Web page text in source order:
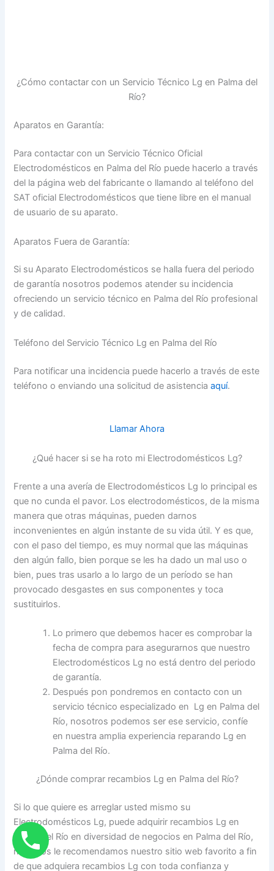
¿Cómo contactar con un Servicio Técnico Lg en Palma del
Río?
Aparatos en Garantía:
Para contactar con un Servicio Técnico Oficial
Electrodomésticos en Palma del Río puede hacerlo a través
del la página web del fabricante o llamando al teléfono del
SAT oficial Electrodomésticos que tiene libre en el manual
de usuario de su aparato.
Aparatos Fuera de Garantía:
Si su Aparato Electrodomésticos se halla fuera del periodo
de garantía nosotros podemos atender su incidencia
ofreciendo un servicio técnico en Palma del Río profesional
y de calidad.
Teléfono del Servicio Técnico Lg en Palma del Río
Para notificar una incidencia puede hacerlo a través de este
teléfono o enviando una solicitud de asistenciaaquí.
Llamar Ahora
¿Qué hacer si se ha roto mi Electrodomésticos Lg?
Frente a una avería de Electrodomésticos Lg lo principal es
que no cunda el pavor. Los electrodomésticos, de la misma
manera que otras máquinas, pueden darnos
inconvenientes en algún instante de su vida útil. Y es que,
con el paso del tiempo, es muy normal que las máquinas
den algún fallo, bien porque se les ha dado un mal uso o
bien, pues tras usarlo a lo largo de un período se han
provocado desgastes en sus componentes y toca
sustituirlos.
Lo primero que debemos hacer es comprobar la
fecha de compra para asegurarnos que nuestro
Electrodomésticos Lg no está dentro del periodo
de garantía.
Después pon pondremos en contacto con un
servicio técnico especializado en Lg en Palma del
Río, nosotros podemos ser ese servicio, confíe
en nuestra amplia experiencia reparando Lg en
Palma del Río.
¿Dónde comprar recambios Lg en Palma del Río?
Si lo que quiere es arreglar usted mismo su
Electrodomésticos Lg, puede adquirir recambios Lg en
Palma del Río en diversidad de negocios en Palma del Río,
nosotros le recomendamos nuestro sitio web favorito a fin
de que adquiera recambios Lg con toda confianza y